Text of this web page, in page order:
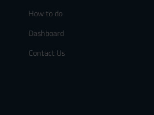
How to do
Dashboard
Contact Us